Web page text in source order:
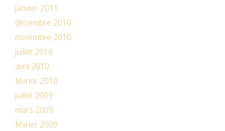
janvier 2011
décembre 2010
novembre 2010
juillet 2010
avril 2010
février 2010
juillet 2009
mars 2009
février 2009